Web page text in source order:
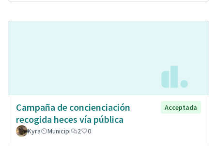
Campaña de concienciación
recogida heces vía pública
Acceptada
Kyra Municipi 2 0